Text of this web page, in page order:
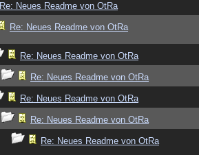
Re: Neues Readme von OtRa
Re: Neues Readme von OtRa
Re: Neues Readme von OtRa
Re: Neues Readme von OtRa
Re: Neues Readme von OtRa
Re: Neues Readme von OtRa
Re: Neues Readme von OtRa